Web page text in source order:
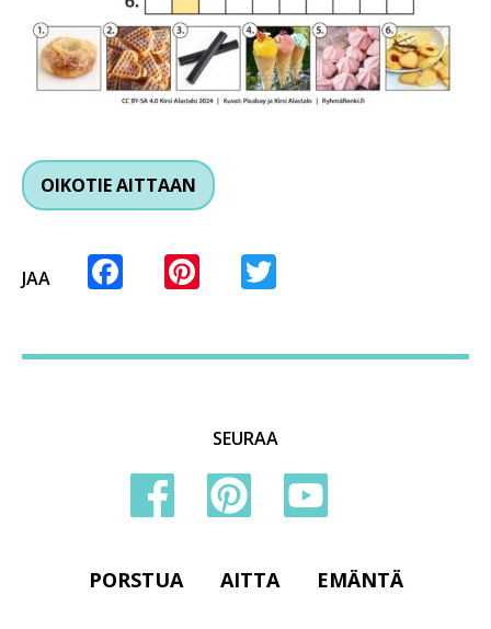
OIKOTIE AITTAAN
JAA Facebook
Pinterest
SEURAA
PORSTUA AITTA EMÄNTÄ